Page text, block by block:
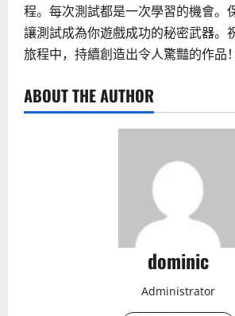
程。每次測試都是一次學習的機會。
讓測試成為你遊戲成功的秘密武器。
旅程中，持續創造出令人驚豔的作品！
ABOUT THE AUTHOR
dominic
Administrator